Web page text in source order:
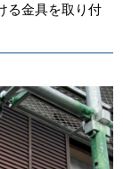
る金具を取り付